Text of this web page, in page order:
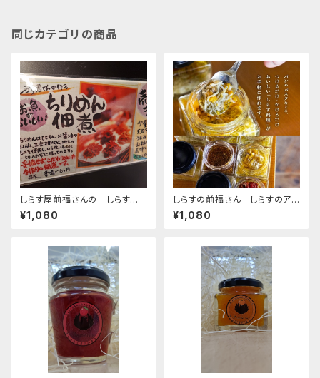
同じカテゴリの商品
しらす屋前福さんの しらすの
佃煮各種
¥1,080
しらすの前福さん しらすのアヒ
ージョ
¥1,080